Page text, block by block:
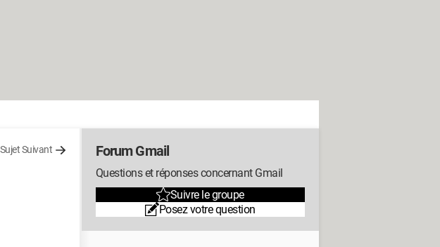
Sujet Suivant Forum Gmail
Questions et réponses concernant Gmail
Suivre le groupe
Posez votre question